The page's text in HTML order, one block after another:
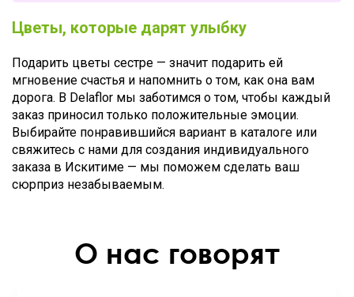
Цветы, которые дарят улыбку
Подарить цветы сестре — значит подарить ей
мгновение счастья и напомнить о том, как она вам
дорога. В Delaflor мы заботимся о том, чтобы каждый
заказ приносил только положительные эмоции.
Выбирайте понравившийся вариант в каталоге или
свяжитесь с нами для создания индивидуального
заказа в Искитиме — мы поможем сделать ваш
сюрприз незабываемым.
О нас говорят